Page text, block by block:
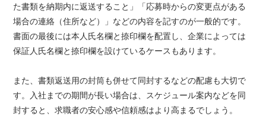
た書類を納期内に返送すること」「応募時からの変更点がある
場合の連絡（住所など）」などの内容を記すのが一般的です。
書面の最後には本人氏名欄と捺印欄を配置し、企業によっては
保証人氏名欄と捺印欄を設けているケースもあります。
また、書類返送用の封筒も併せて同封するなどの配慮も大切で
す。入社までの期間が長い場合は、スケジュール案内などを同
封すると、求職者の安心感や信頼感はより高まるでしょう。